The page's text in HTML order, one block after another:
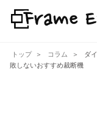
トップ コラム
ダ
敗しないおすすめ裁断機